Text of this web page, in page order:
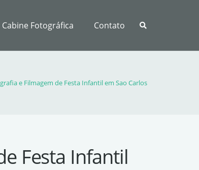
Cabine Fotográfica Contato
e Filmagem de Festa Infantil em Sao Carlos
Festa Infantil